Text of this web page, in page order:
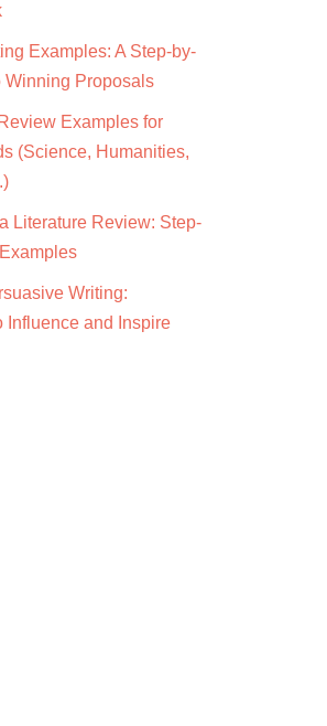
Examples: A Step-by-
Winning Proposals
Examples for
(Science, Humanities,
Literature Review: Step-
Writing:
Influence and Inspire